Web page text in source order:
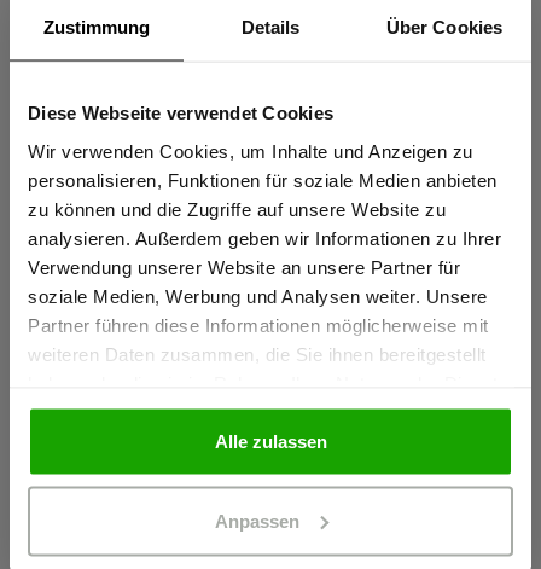
Zustimmung Details Über Cookies
Diese Webseite verwendet Cookies
Wir verwenden Cookies, um Inhalte und Anzeigen zu
personalisieren, Funktionen für soziale Medien anbieten
zu können und die Zugriffe auf unsere Website zu
analysieren. Außerdem geben wir Informationen zu Ihrer
Verwendung unserer Website an unsere Partner für
soziale Medien, Werbung und Analysen weiter. Unsere
Partner führen diese Informationen möglicherweise mit
weiteren Daten zusammen, die Sie ihnen bereitgestellt
gesammelt haben.
Alle zulassen
Anpassen
Sportlicher Schnitt für perfekte Passform
und trocken
Elastische thermofixierte Reflexstreifen PRO ReFlex
mehr anzeigen
Herstellerangaben
Schöffel PRO GmbH, Albert-Einstein-Strasse 1, 86830
Schwabmünchen, Deutschland
Sind Sie
Gewerbetreibender?
Ich bestätige, dass ich Gewerbetreibender bin. Alle
Preise werden netto ausgewiesen.